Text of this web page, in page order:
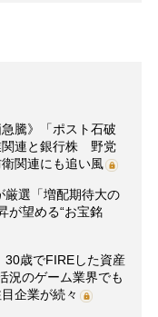
騰》「ポスト石破
関連と銀行株 野党
関連にも追い風
厳選「増配期待大の
望める“お宝銘
30歳でFIREした資産
のゲーム業界でも
企業が続々